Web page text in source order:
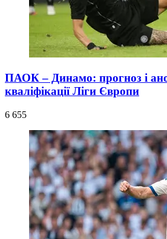
ПАОК – Динамо: прогноз і
кваліфікації Ліги Європи
6 655